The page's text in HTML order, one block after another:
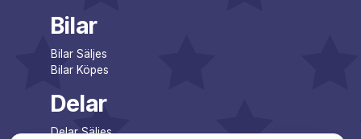
Bilar
Bilar Säljes
Bilar Köpes
Delar
Delar Säljes